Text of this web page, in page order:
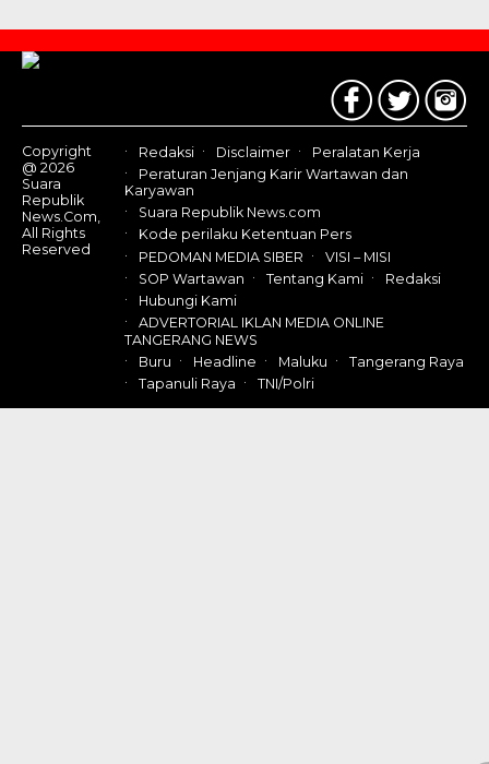
Contact
Us
Copyright
@ 2026
Suara
Republik
News.Com,
All Rights
Reserved
Redaksi Disclaimer
Peralatan Kerja
Peraturan Jenjang Karir Wartawan dan
Karyawan
Suara Republik News.com
Kode perilaku Ketentuan Pers
PEDOMAN MEDIA SIBER
VISI – MISI
SOP Wartawan
Tentang Kami
Redaksi
Hubungi Kami
ADVERTORIAL IKLAN MEDIA ONLINE
TANGERANG NEWS
Buru
Headline Maluku
Tangerang Raya
Tapanuli Raya
TNI/Polri